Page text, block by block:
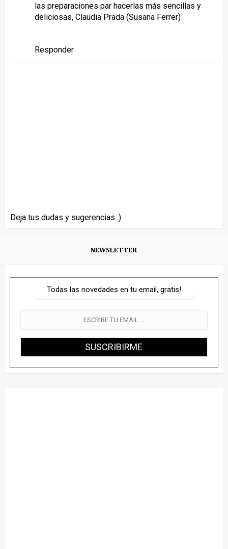
las preparaciones par hacerlas más sencillas y
deliciosas, Claudia Prada (Susana Ferrer)
Responder
Deja tus dudas y sugerencias :)
NEWSLETTER
Todas las novedades en tu email, gratis!